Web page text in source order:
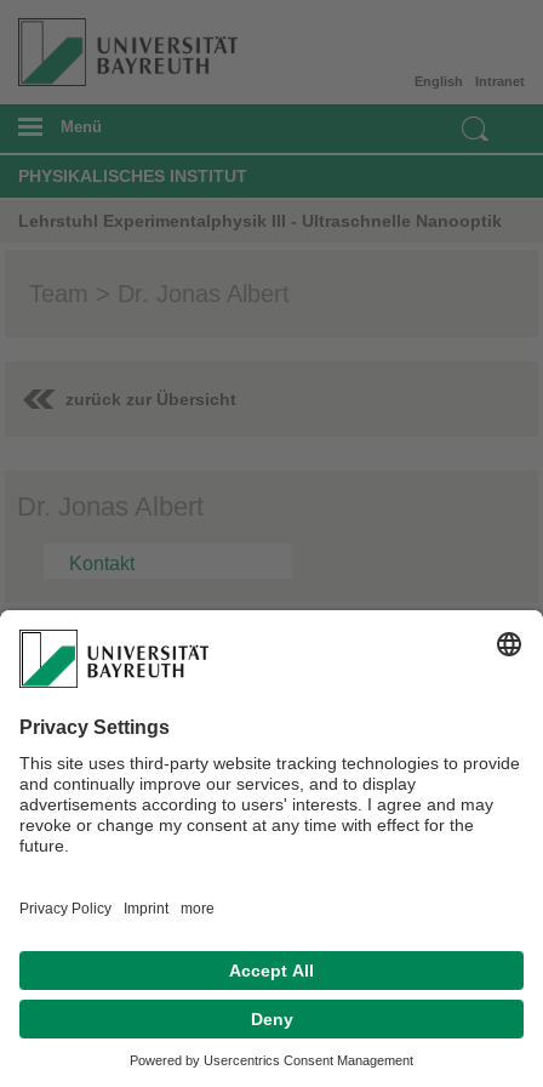
Intranet
English
Menü
PHYSIKALISCHES INSTITUT
Lehrstuhl Experimentalphysik III - Ultraschnelle Nanooptik
Team > Dr. Jonas Albert
zurück zur Übersicht
Dr. Jonas Albert
Kontakt
Doktorand
Verantwortlich für die Redaktion:Angelika Maier-Raithel
Impressum Hausordnung